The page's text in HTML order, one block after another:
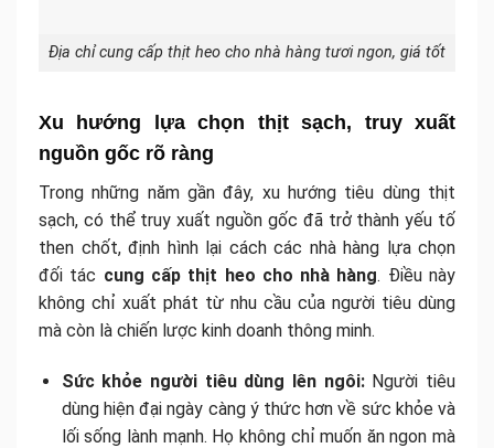
Địa chỉ cung cấp thịt heo cho nhà hàng tươi ngon, giá tốt
Xu hướng lựa chọn thịt sạch, truy xuất
nguồn gốc rõ ràng
Trong những năm gần đây, xu hướng tiêu dùng thịt
sạch, có thể truy xuất nguồn gốc đã trở thành yếu tố
then chốt, định hình lại cách các nhà hàng lựa chọn
đối tác cung cấp thịt heo cho nhà hàng. Điều này
không chỉ xuất phát từ nhu cầu của người tiêu dùng
mà còn là chiến lược kinh doanh thông minh.
Sức khỏe người tiêu dùng lên ngôi:Người tiêu
dùng hiện đại ngày càng ý thức hơn về sức khỏe và
lối sống lành mạnh. Họ không chỉ muốn ăn ngon mà